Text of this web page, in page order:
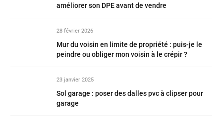
améliorer son DPE avant de vendre
28 février 2026
Mur du voisin en limite de propriété : puis-je le
peindre ou obliger mon voisin à le crépir ?
23 janvier 2025
Sol garage : poser des dalles pvc à clipser pour
garage